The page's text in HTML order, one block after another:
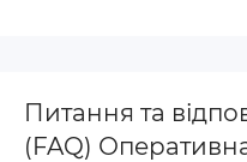
Питання та
(FAQ)